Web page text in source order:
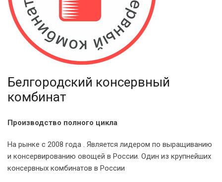
Белгородский консервный
комбинат
Производство полного цикла
На рынке с 2008 года . Является лидером по выращиванию
и консервированию овощей в России. Один из крупнейших
консервных комбинатов в России